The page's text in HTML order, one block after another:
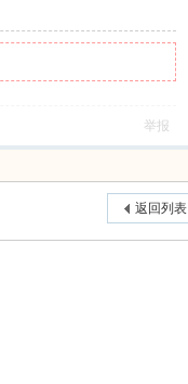
举报
返回列表